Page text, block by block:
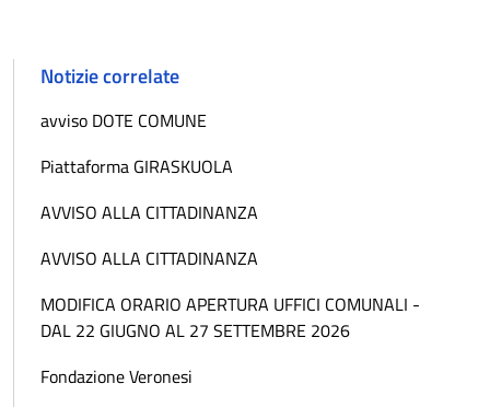
Notizie correlate
avviso DOTE COMUNE
Piattaforma GIRASKUOLA
AVVISO ALLA CITTADINANZA
AVVISO ALLA CITTADINANZA
MODIFICA ORARIO APERTURA UFFICI COMUNALI -
DAL 22 GIUGNO AL 27 SETTEMBRE 2026
Fondazione Veronesi